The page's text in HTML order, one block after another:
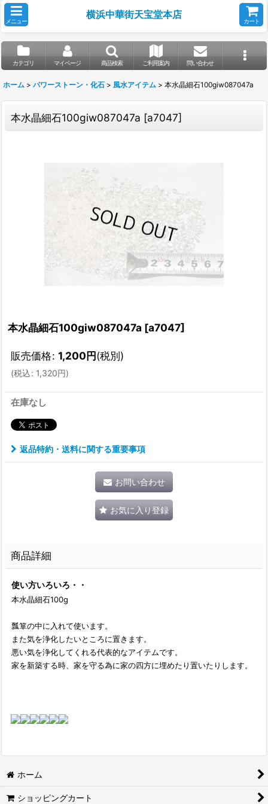
メニュー
横浜中華街天宝堂本店
カート
カテゴリ マイページ 商品検索 ご利用案内 問い合わせ
ホーム > パワーストーン・化石 > 風水アイテム > 本水晶細石100giw087047a
本水晶細石100giw087047a [a7047]
本水晶細石100giw087047a [a7047]
販売価格: 1,200円(税別)
(税込: 1,320円)
在庫なし
返品特約・送料に関する重要事項
お問い合わせ
お気に入り登録
商品詳細
使い方いろいろ・・
本水晶細石100g
瓢箪の中に入れて使います。
また気を浄化したいところに置きます。
悪い気を浄化してくれる代表的なアイテムです。
家を新築する時、家を守る為に家の四方に埋めたり置いたりします。
ホーム
ショッピングカート